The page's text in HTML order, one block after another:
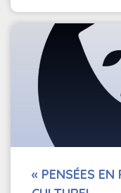
« PENSÉES EN